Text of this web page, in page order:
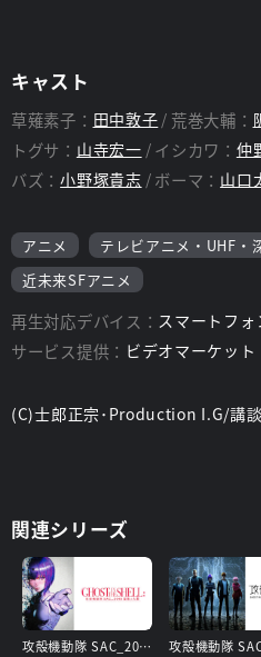
キャスト
草薙素子： 田中敦子 荒巻大輔：
トグサ： 山寺宏一 イシカワ： 仲
バズ：小野塚貴志 ボーマ： 山口
アニメ テレビアニメ・UHF・
近未来SFアニメ
再生対応デバイス： スマートフ
サービス提供： ビデオマーケット
(C)士郎正宗･Production I.G/講
関連シリーズ
攻殻機動隊 SAC_2045 最後の人間